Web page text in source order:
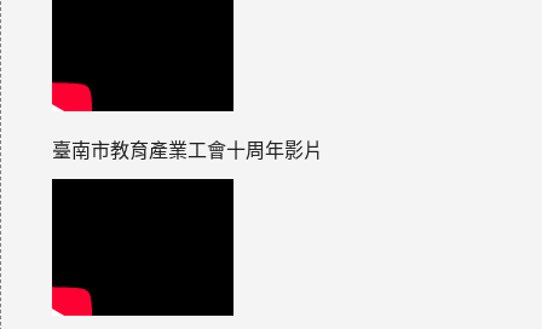
臺南市教育產業工會十周年影片